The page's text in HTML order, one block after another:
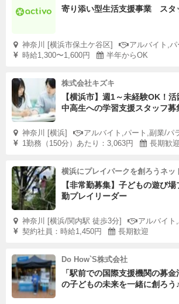
寄り添い型生活支援事業 スタ
神奈川 [横浜市保土ケ谷区]
アルバイト,パ
時給1,300〜1,600円
半年からOK
株式会社キズキ
【横浜市】週1～未経験OK！
中高生への学習支援スタッフ募
神奈川 [横浜]
アルバイト,パート,副業/パ
1勤務（150分）あたり：3,063円
長期歓迎
横浜にプレイパークを創ろうネッ
【非常勤募集】子どもの遊び
勤プレイリーダー
神奈川 [横浜/関内駅 徒歩3分]
アルバイト
契約社員：時給1,450円
長期歓迎
Do How`S株式会社
「駅前での国際支援機関の募
の子どもの未来を一緒に創ろう♪